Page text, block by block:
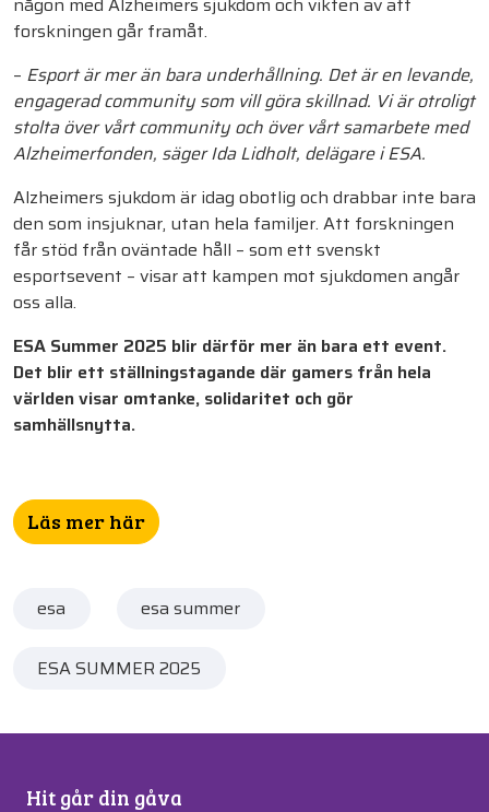
forskningen går framåt.
– Esport är mer än bara underhållning. Det är en levande,
engagerad community som vill göra skillnad. Vi är otroligt
stolta över vårt community och över vårt samarbete med
Alzheimerfonden, säger Ida Lidholt, delägare i ESA.
Alzheimers sjukdom är idag obotlig och drabbar inte bara
den som insjuknar, utan hela familjer. Att forskningen
får stöd från oväntade håll – som ett svenskt
esportsevent – visar att kampen mot sjukdomen angår
oss alla.
ESA Summer 2025 blir därför mer än bara ett event.
Det blir ett ställningstagande där gamers från hela
världen visar omtanke, solidaritet och gör
samhällsnytta.
Läs mer här
esa esa summer
ESA SUMMER 2025
Hit går din gåva